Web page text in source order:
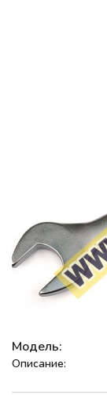
Модель:
Описание: